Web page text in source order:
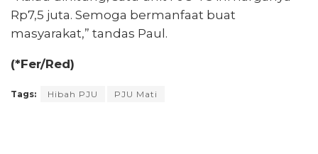
Rp7,5 juta. Semoga bermanfaat buat
masyarakat,” tandas Paul.
(*Fer/Red)
Tags: Hibah PJU PJU Mati